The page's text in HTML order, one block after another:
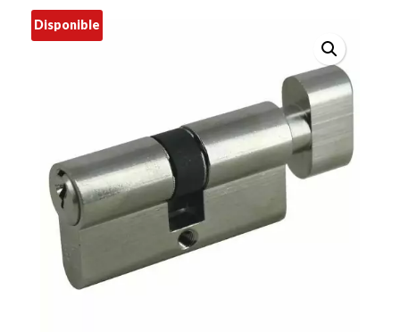
Disponible